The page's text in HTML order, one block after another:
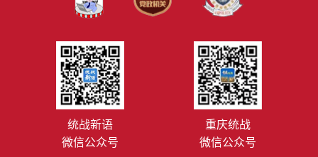
统战新语
微信公众号
重庆统战
微信公众号